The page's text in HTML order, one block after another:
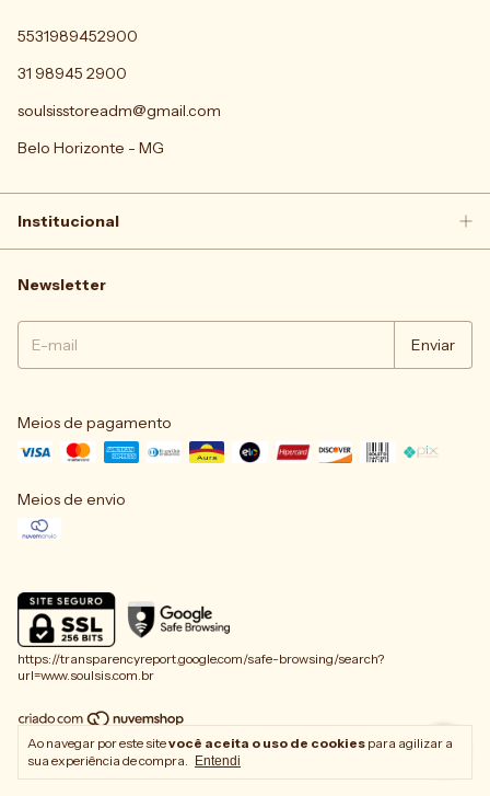
Ao navegar por este sitevocê aceita o uso de cookies para agilizar a
sua experiência de compra.
Entendi
5531989452900
31 98945 2900
soulsisstoreadm@gmail.com
Belo Horizonte - MG
Institucional
Newsletter
Meios de pagamento
Meios de envio
https://transparencyreport.google.com/safe-browsing/search?
url=www.soulsis.com.br
Copyright Soul Sis - 60375515000106 - 2026. Todos os direitos reservados.